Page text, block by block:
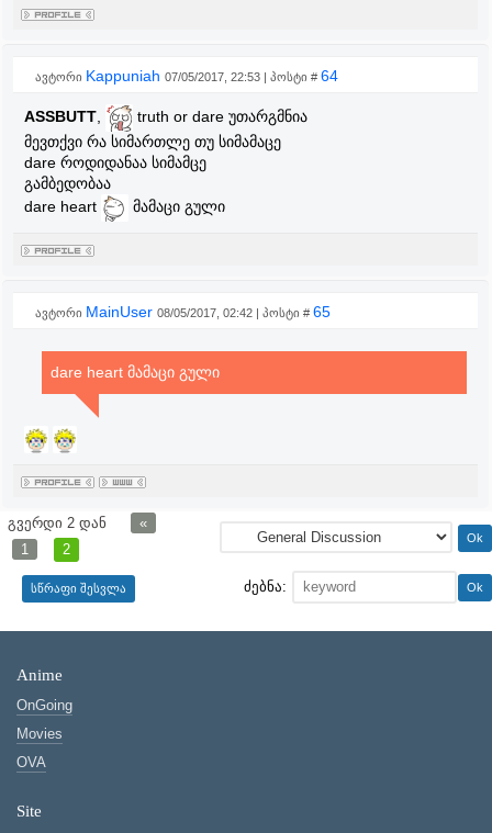
ავტორი Kappuniah 07/05/2017, 22:53 | პოსტი # 64
ASSBUTT,
truth or dare უთარგმნია
მევთქვი რა სიმართლე თუ სიმამაცე
dare როდიდანაა სიმამცე
გამბედობაა
dare heart
მამაცი გული
ავტორი MainUser 08/05/2017, 02:42 | პოსტი # 65
dare heart მამაცი გული
გვერდი 2 დან
«
1
2
ძებნა:
Anime
OnGoing
Movies
OVA
Site